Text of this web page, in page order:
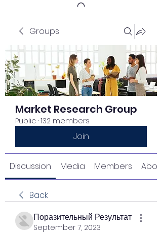
Groups
Market Research Group
Public · 132 members
Join
Discussion Media Members About
Back
Поразительный Результат
September 7, 2023